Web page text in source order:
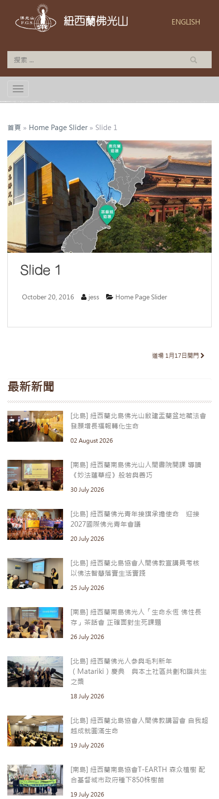
紐西蘭佛光山 ENGLISH
TOGGLE NAVIGATION
首頁 » Home Page Slider » Slide 1
Slide 1
October 20, 2016 jess Home Page Slider
道場 1月17日開門
最新新聞
[北島] 紐西蘭北島佛光山啟建盂蘭盆地藏法會
發願增長福報轉化生命
02 August 2026
[南島] 紐西蘭南島佛光山人間書院開課 導讀
《妙法蓮華經》般若與善巧
30 July 2026
[北島] 紐西蘭佛光青年接旗承擔使命 迎接
2027國際佛光青年會議
20 July 2026
[北島] 紐西蘭北島協會人間佛教宣講員考核
以佛法智慧落實生活實踐
25 July 2026
[南島] 紐西蘭南島佛光人「生命永恆 佛性長
存」茶話會 正確面對生死課題
26 July 2026
[北島] 紐西蘭佛光人參與毛利新年
（Matariki）慶典 與本土社區共劃和諧共生
之槳
18 July 2026
[北島] 紐西蘭北島協會人間佛教講習會 自我超
越成就圓滿生命
19 July 2026
[南島] 紐西蘭南島協會T-EARTH 森众植樹 配
合基督城市政府種下850株樹苗
19 July 2026